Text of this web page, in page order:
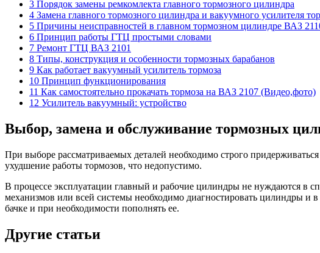
3 Порядок замены ремкомлекта главного тормозного цилиндра
4 Замена главного тормозного цилиндра и вакуумного усилителя
5 Причины неисправностей в главном тормозном цилиндре ВАЗ
6 Принцип работы ГТЦ простыми словами
7 Ремонт ГТЦ ВАЗ 2101
8 Типы, конструкция и особенности тормозных барабанов
9 Как работает вакуумный усилитель тормоза
10 Принцип функционирования
11 Как самостоятельно прокачать тормоза на ВАЗ 2107 (Видео,фото)
12 Усилитель вакуумный: устройство
Выбор, замена и обслуживание тормозных
При выборе рассматриваемых деталей необходимо строго
ухудшение работы тормозов, что недопустимо.
В процессе эксплуатации главный и рабочие цилиндры не нуждаются в
механизмов или всей системы необходимо диагностировать цилиндры и
бачке и при необходимости пополнять ее.
Другие статьи